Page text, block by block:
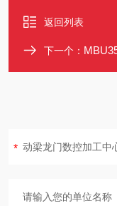
返回列表
下一个：